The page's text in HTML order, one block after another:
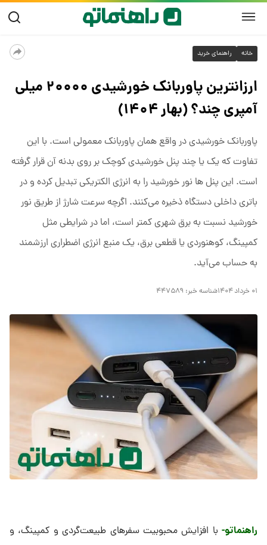
خانه راهنمای خرید
ارزانترین پاوربانک خورشیدی ۲۰۰۰۰ میلی
آمپری چند؟ (بهار ۱۴۰۴)
پاوربانک خورشیدی در واقع همان پاوربانک معمولی است. با این
تفاوت که یک یا چند پنل خورشیدی کوچک بر روی بدنه آن قرار گرفته
است. این پنل ها نور خورشید را به انرژی الکتریکی تبدیل کرده و در
باتری داخلی دستگاه ذخیره می‌کنند. اگرچه سرعت شارژ از طریق نور
خورشید نسبت به برق شهری کمتر است، اما در شرایطی مثل
کمپینگ، کوهنوردی یا قطعی برق، یک منبع انرژی اضطراری ارزشمند
به حساب می‌آید.
۰۱ خرداد ۱۴۰۴ شناسه خبر: ۴۴۷۵۸۹
راهنماتو- با افزایش محبوبیت سفرهای طبیعت‌گردی و کمپینگ، و